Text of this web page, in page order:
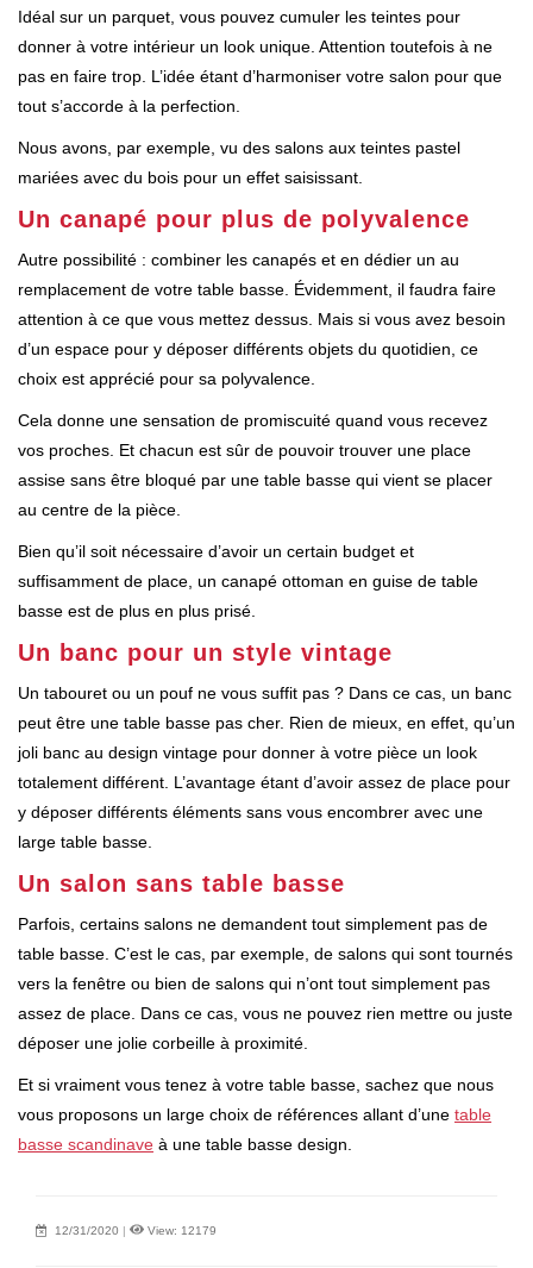
Idéal sur un parquet, vous pouvez cumuler les teintes pour
donner à votre intérieur un look unique. Attention toutefois à ne
pas en faire trop. L’idée étant d’harmoniser votre salon pour que
tout s’accorde à la perfection.
Nous avons, par exemple, vu des salons aux teintes pastel
mariées avec du bois pour un effet saisissant.
Un canapé pour plus de polyvalence
Autre possibilité : combiner les canapés et en dédier un au
remplacement de votre table basse. Évidemment, il faudra faire
attention à ce que vous mettez dessus. Mais si vous avez besoin
d’un espace pour y déposer différents objets du quotidien, ce
choix est apprécié pour sa polyvalence.
Cela donne une sensation de promiscuité quand vous recevez
vos proches. Et chacun est sûr de pouvoir trouver une place
assise sans être bloqué par une table basse qui vient se placer
au centre de la pièce.
Bien qu’il soit nécessaire d’avoir un certain budget et
suffisamment de place, un canapé ottoman en guise de table
basse est de plus en plus prisé.
Un banc pour un style vintage
Un tabouret ou un pouf ne vous suffit pas ? Dans ce cas, un banc
peut être une table basse pas cher. Rien de mieux, en effet, qu’un
joli banc au design vintage pour donner à votre pièce un look
totalement différent. L’avantage étant d’avoir assez de place pour
y déposer différents éléments sans vous encombrer avec une
large table basse.
Un salon sans table basse
Parfois, certains salons ne demandent tout simplement pas de
table basse. C’est le cas, par exemple, de salons qui sont tournés
vers la fenêtre ou bien de salons qui n’ont tout simplement pas
assez de place. Dans ce cas, vous ne pouvez rien mettre ou juste
déposer une jolie corbeille à proximité.
Et si vraiment vous tenez à votre table basse, sachez que nous
vous proposons un large choix de références allant d’une table
basse scandinave à une table basse design.
12/31/2020 | View: 12179